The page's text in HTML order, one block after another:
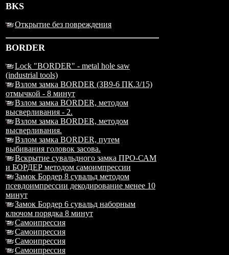
BKS
Открытие без повреждения
BORDER
Lock "BORDER" - metal hole saw
(industrial tools)
Взлом замка BORDER (ЗВ9-6 ПК.3/15)
отмычкой - 8 минут
Взлом замка BORDER, методом
высверливания - 2.
Взлом замка BORDER, методом
высверливания.
Взлом замка BORDER, путем
выбивания головок засова.
Вскрытие сувальдного замка ПРО-САМ
и БОРДЕР методом самоимпрессии
Замок Бордер 8 сувальд методом
псевдоимпрессии декодирование менее 10
минут
Замок Бордер 6 сувальд наборным
ключом порядка 8 минут
Самоипрессия
Самоипрессия
Самоипрессия
Самоипрессия